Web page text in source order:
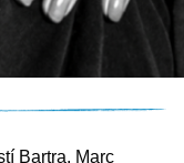
Bartra, Marc